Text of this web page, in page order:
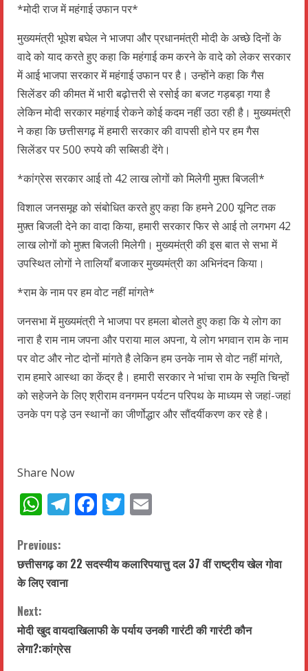
*मोदी राज में महंगाई उफान पर*
मुख्यमंत्री भूपेश बघेल ने भाजपा और प्रधानमंत्री मोदी के अच्छे दिनों के
वादे को याद करते हुए कहा कि महंगाई कम करने के वादे को लेकर सरकार
में आई भाजपा सरकार में महंगाई उफान पर है। उन्होंने कहा कि गैस
सिलेंडर की कीमत में भारी बढ़ोत्तरी से रसोई का बजट गड़बड़ा गया है
लेकिन मोदी सरकार महंगाई रोकने कोई कदम नहीं उठा रही है। मुख्यमंत्री
ने कहा कि छत्तीसगढ़ में हमारी सरकार की वापसी होने पर हम गैस
सिलेंडर पर 500 रुपये की सब्सिडी देंगे।
*कांग्रेस सरकार आई तो 42 लाख लोगों को मिलेगी मुफ़्त बिजली*
विशाल जनसमूह को संबोधित करते हुए कहा कि हमने 200 यूनिट तक
मुफ़्त बिजली देने का वादा किया, हमारी सरकार फिर से आई तो लगभग 42
लाख लोगों को मुफ़्त बिजली मिलेगी। मुख्यमंत्री की इस बात से सभा में
उपस्थित लोगों ने तालियाँ बजाकर मुख्यमंत्री का अभिनंदन किया।
*राम के नाम पर हम वोट नहीं मांगते*
जनसभा में मुख्यमंत्री ने भाजपा पर हमला बोलते हुए कहा कि ये लोग का
नारा है राम नाम जपना और पराया माल अपना, ये लोग भगवान राम के नाम
पर वोट और नोट दोनों मांगते है लेकिन हम उनके नाम से वोट नहीं मांगते,
राम हमारे आस्था का केंद्र है। हमारी सरकार ने भांचा राम के स्मृति चिन्हों
को सहेजने के लिए श्रीराम वनगमन पर्यटन परिपथ के माध्यम से जहां-जहां
उनके पग पड़े उन स्थानों का जीर्णोद्धार और सौंदर्यीकरण कर रहे है।
Share Now
WhatsApp
Telegram
Facebook
Twitter
C
o
n
t
Previous:
छत्तीसगढ़ का 22 सदस्यीय कलारिपयात्तु दल 37 वीं राष्ट्रीय खेल गोवा
के लिए रवाना
Next:
मोदी खुद वायदाखिलाफी के पर्याय उनकी गारंटी की गारंटी कौन
लेगा?:कांग्रेस